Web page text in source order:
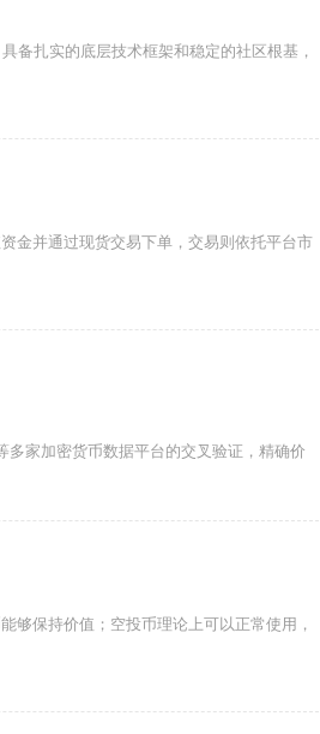
备扎实的底层技术框架和稳定的社区根基，
金并通过现货交易下单，交易则依托平台市
多家加密货币数据平台的交叉验证，精确价
够保持价值；空投币理论上可以正常使用，